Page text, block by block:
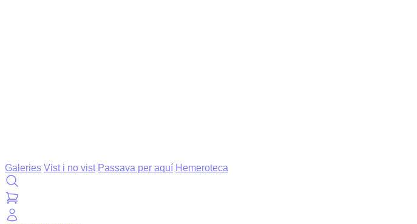
Galeries Vist i no vist Passava per aquí Hemeroteca